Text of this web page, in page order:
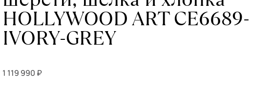
HOLLYWOOD ART CE6689-
IVORY-GREY
1 119 990 ₽